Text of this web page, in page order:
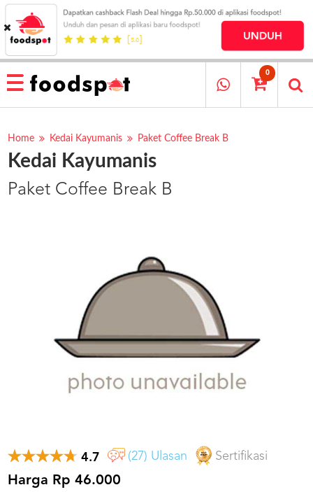
HOME
MENU
RESTAURANT
PESAN
OUR
COMPANY
KATA
CATERERS
021
5091
3494
0
Home Kedai Kayumanis Paket Coffee Break B
Kedai Kayumanis
Paket Coffee Break B
4.7 (27) Ulasan Sertifikasi
Harga Rp 46.000